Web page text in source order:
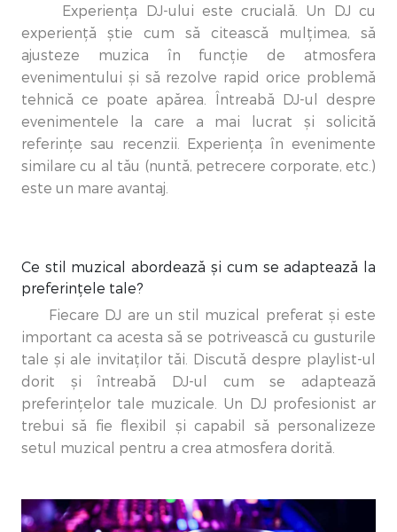
Experiența DJ-ului este crucială. Un DJ cu
experiență știe cum să citească mulțimea, să
ajusteze muzica în funcție de atmosfera
evenimentului și să rezolve rapid orice problemă
tehnică ce poate apărea. Întreabă DJ-ul despre
evenimentele la care a mai lucrat și solicită
referințe sau recenzii. Experiența în evenimente
similare cu al tău (nuntă, petrecere corporate, etc.)
este un mare avantaj.
Ce stil muzical abordează și cum se adaptează la
preferințele tale?
Fiecare DJ are un stil muzical preferat și este
important ca acesta să se potrivească cu gusturile
tale și ale invitaților tăi. Discută despre playlist-ul
dorit și întreabă DJ-ul cum se adaptează
preferințelor tale muzicale. Un DJ profesionist ar
trebui să fie flexibil și capabil să personalizeze
setul muzical pentru a crea atmosfera dorită.